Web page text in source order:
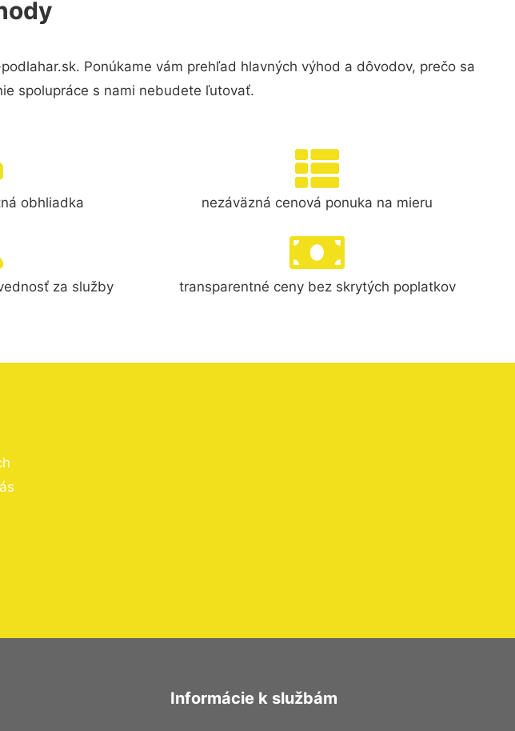
Ponúkame vám prehľad hlavných výhod a dôvodov, prečo sa
spolupráce s nami nebudete ľutovať.
obhliadka nezáväzná cenová ponuka na mieru
za služby transparentné ceny bez skrytých poplatkov
Informácie k službám